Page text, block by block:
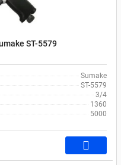
ST-5579
Sumake
ST-5579
3/4
1360
5000